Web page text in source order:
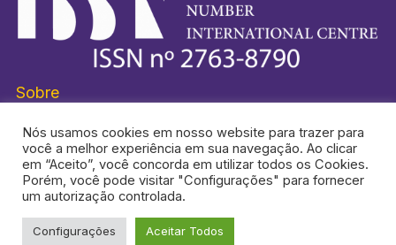
Sobre
HISTORI-SE® É UMA MARCA REGISTRADA.
TOPO DA PÁGINA
Nós usamos cookies em nosso website para trazer para
você a melhor experiência em sua navegação. Ao clicar
em “Aceito”, você concorda em utilizar todos os Cookies.
Porém, você pode visitar "Configurações" para fornecer
um autorização controlada.
Configurações Aceitar Todos